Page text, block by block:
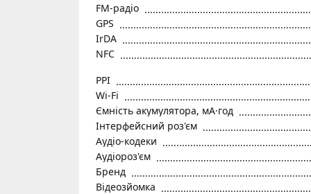
FM-радіо
GPS
IrDA
NFC
PPI
Wi-Fi
Ємність акумулятора, мА·год
Інтерфейсний роз'єм
Аудіо-кодеки
Аудіороз'єм
Бренд
Відеозйомка